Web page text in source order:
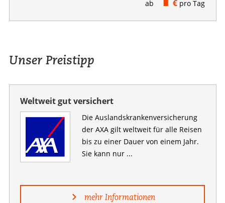
ab €pro Tag
Unser Preistipp
Weltweit gut versichert
Die Auslandskranken­versicherung
der AXA gilt weltweit für alle Reisen
bis zu einer Dauer von einem Jahr.
Sie kann nur ...
mehr Informationen